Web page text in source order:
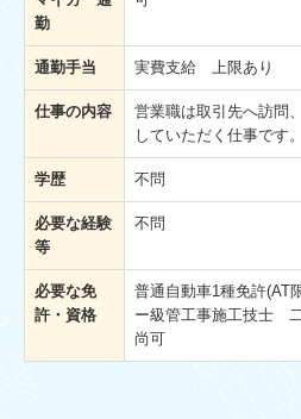
勤
通勤手当 実費支給 上限あり
仕事の内容
営業職は取引先へ訪問
していただく仕事です。
学歴 不問
必要な経験
等
不問
必要な免
許・資格
普通自動車1種免許(AT
ー級管工事施工技士
尚可